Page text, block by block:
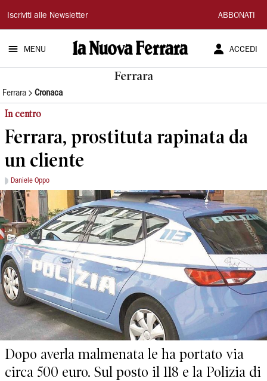
La
Nuova
Ferrara
Iscriviti alle Newsletter ABBONATI
MENU ACCEDI
Ferrara
Ferrara Cronaca
In centro
Ferrara, prostituta rapinata da
un cliente
Daniele Oppo
Dopo averla malmenata le ha portato via
circa 500 euro. Sul posto il 118 e la Polizia di